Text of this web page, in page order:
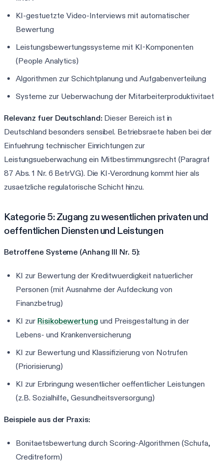
KI-gestuetzte Video-Interviews mit automatischer
Bewertung
Leistungsbewertungssysteme mit KI-Komponenten
(People Analytics)
Algorithmen zur Schichtplanung und Aufgabenverteilung
Systeme zur Ueberwachung der Mitarbeiterproduktivitaet
Relevanz fuer Deutschland: Dieser Bereich ist in
Deutschland besonders sensibel. Betriebsraete haben bei der
Einfuehrung technischer Einrichtungen zur
Leistungsueberwachung ein Mitbestimmungsrecht (Paragraf
87 Abs. 1 Nr. 6 BetrVG). Die KI-Verordnung kommt hier als
zusaetzliche regulatorische Schicht hinzu.
Kategorie 5: Zugang zu wesentlichen privaten und
oeffentlichen Diensten und Leistungen
Betroffene Systeme (Anhang III Nr. 5):
KI zur Bewertung der Kreditwuerdigkeit natuerlicher
Personen (mit Ausnahme der Aufdeckung von
Finanzbetrug)
KI zur Risikobewertung und Preisgestaltung in der
Lebens- und Krankenversicherung
KI zur Bewertung und Klassifizierung von Notrufen
(Priorisierung)
KI zur Erbringung wesentlicher oeffentlicher Leistungen
(z.B. Sozialhilfe, Gesundheitsversorgung)
Beispiele aus der Praxis:
Bonitaetsbewertung durch Scoring-Algorithmen (Schufa,
Creditreform)